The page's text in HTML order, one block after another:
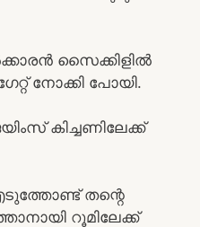
സൈക്കിളിൽ
നോക്കി പോയി.
കിച്ചണിലേക്ക്
തന്റെ
റൂമിലേക്ക്‌